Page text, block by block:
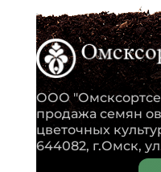
ООО
продажа семян
цветочных
644082, г.Омск,